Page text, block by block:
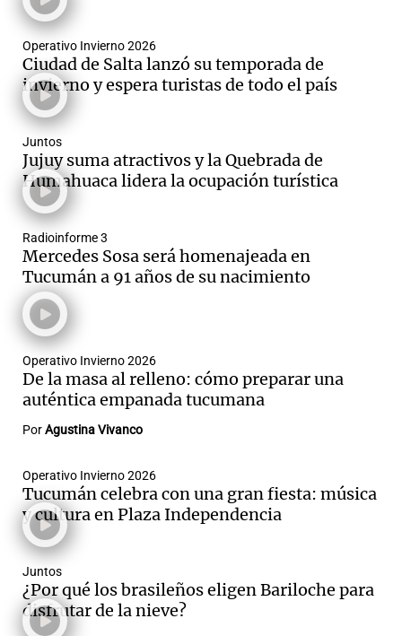
Operativo Invierno 2026
Ciudad de Salta lanzó su temporada de
invierno y espera turistas de todo el país
Juntos
Jujuy suma atractivos y la Quebrada de
Humahuaca lidera la ocupación turística
Radioinforme 3
Mercedes Sosa será homenajeada en
Tucumán a 91 años de su nacimiento
Operativo Invierno 2026
De la masa al relleno: cómo preparar una
auténtica empanada tucumana
PorAgustina Vivanco
Operativo Invierno 2026
Tucumán celebra con una gran fiesta: música
y cultura en Plaza Independencia
Juntos
¿Por qué los brasileños eligen Bariloche para
disfrutar de la nieve?